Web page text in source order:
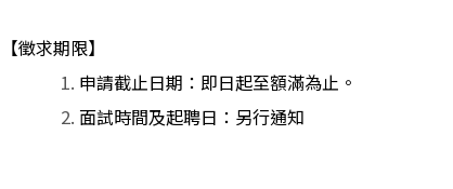
【徵求期限】
申請截止日期：即日起至額滿為止。
面試時間及起聘日：另行通知